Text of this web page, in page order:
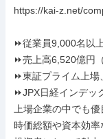
https://kai-z.net/
⏩️従業員9,000名以
⏩️売上高6,520億円
⏩️東証プライム上
⏩️JPX日経インデッ
上場企業の中でも
時価総額や資本効率